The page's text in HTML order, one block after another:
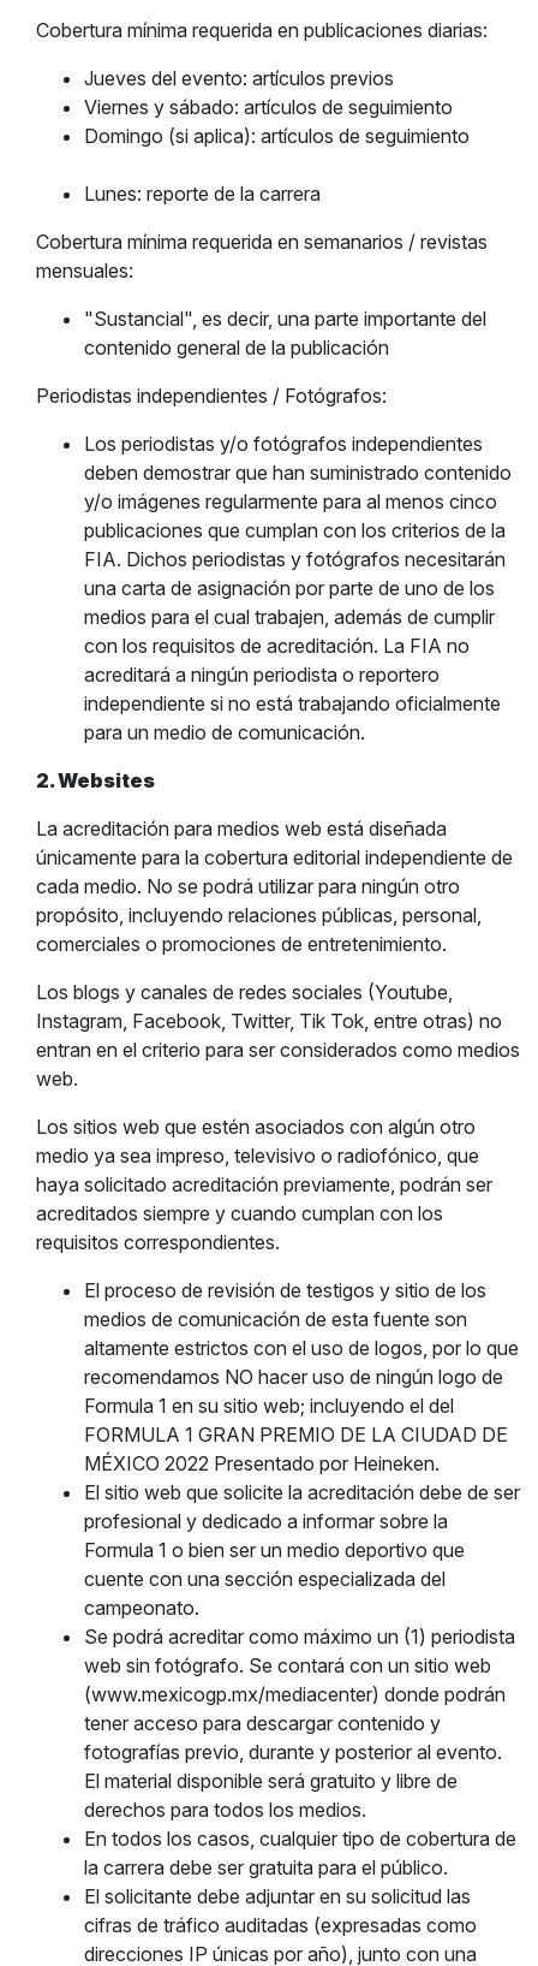
Cobertura mínima requerida en publicaciones diarias:
Jueves del evento: artículos previos
Viernes y sábado: artículos de seguimiento
Domingo (si aplica): artículos de seguimiento
Lunes: reporte de la carrera
Cobertura mínima requerida en semanarios / revistas
mensuales:
"Sustancial", es decir, una parte importante del
contenido general de la publicación
Periodistas independientes / Fotógrafos:
Los periodistas y/o fotógrafos independientes
deben demostrar que han suministrado contenido
y/o imágenes regularmente para al menos cinco
publicaciones que cumplan con los criterios de la
FIA. Dichos periodistas y fotógrafos necesitarán
una carta de asignación por parte de uno de los
medios para el cual trabajen, además de cumplir
con los requisitos de acreditación. La FIA no
acreditará a ningún periodista o reportero
independiente si no está trabajando oficialmente
para un medio de comunicación.
2. Websites
La acreditación para medios web está diseñada
únicamente para la cobertura editorial independiente de
cada medio. No se podrá utilizar para ningún otro
propósito, incluyendo relaciones públicas, personal,
comerciales o promociones de entretenimiento.
Los blogs y canales de redes sociales (Youtube,
Instagram, Facebook, Twitter, Tik Tok, entre otras) no
entran en el criterio para ser considerados como medios
web.
Los sitios web que estén asociados con algún otro
medio ya sea impreso, televisivo o radiofónico, que
haya solicitado acreditación previamente, podrán ser
acreditados siempre y cuando cumplan con los
requisitos correspondientes.
El proceso de revisión de testigos y sitio de los
medios de comunicación de esta fuente son
altamente estrictos con el uso de logos, por lo que
recomendamos NO hacer uso de ningún logo de
Formula 1 en su sitio web; incluyendo el del
FORMULA 1 GRAN PREMIO DE LA CIUDAD DE
MÉXICO 2022 Presentado por Heineken.
El sitio web que solicite la acreditación debe de ser
profesional y dedicado a informar sobre la
Formula 1 o bien ser un medio deportivo que
cuente con una sección especializada del
campeonato.
Se podrá acreditar como máximo un (1) periodista
web sin fotógrafo. Se contará con un sitio web
(www.mexicogp.mx/mediacenter) donde podrán
tener acceso para descargar contenido y
fotografías previo, durante y posterior al evento.
El material disponible será gratuito y libre de
derechos para todos los medios.
En todos los casos, cualquier tipo de cobertura de
la carrera debe ser gratuita para el público.
El solicitante debe adjuntar en su solicitud las
cifras de tráfico auditadas (expresadas como
direcciones IP únicas por año), junto con una